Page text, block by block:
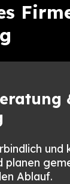
planen
Ablauf.